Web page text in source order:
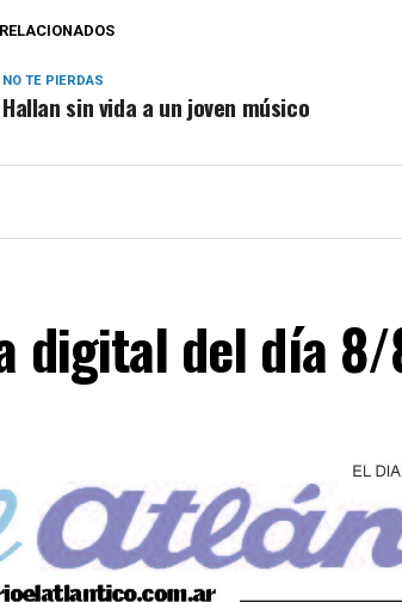
NO TE PIERDAS
Hallan sin vida a un joven músico
digital del día